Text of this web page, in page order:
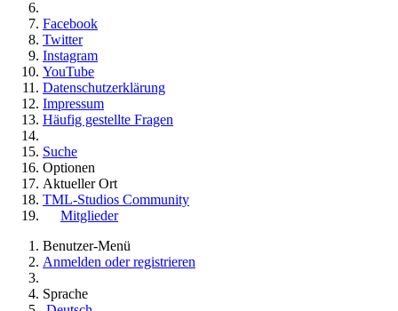
Facebook
Twitter
Instagram
YouTube
Datenschutzerklärung
Impressum
Häufig gestellte Fragen
Suche
Optionen
Aktueller Ort
TML-Studios Community
Mitglieder
Benutzer-Menü
Anmelden oder registrieren
Sprache